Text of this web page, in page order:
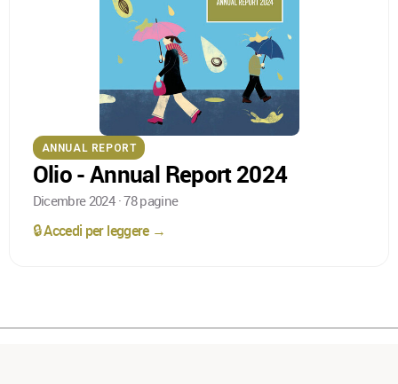
ANNUAL REPORT
Olio - Annual Report 2024
Dicembre 2024 · 78 pagine
🔒 Accedi per leggere →